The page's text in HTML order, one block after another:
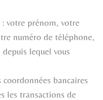
votre prénom, votre
numéro de téléphone,
lequel vous
bancaires
les transactions de